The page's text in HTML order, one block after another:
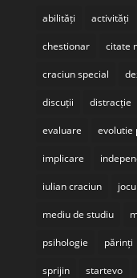
abilități activități
chestionar citate
craciun special
discuții distracție
evaluare evolutie
implicare
iulian craciun
mediu de studiu
psihologie părinți
sprijin startevo